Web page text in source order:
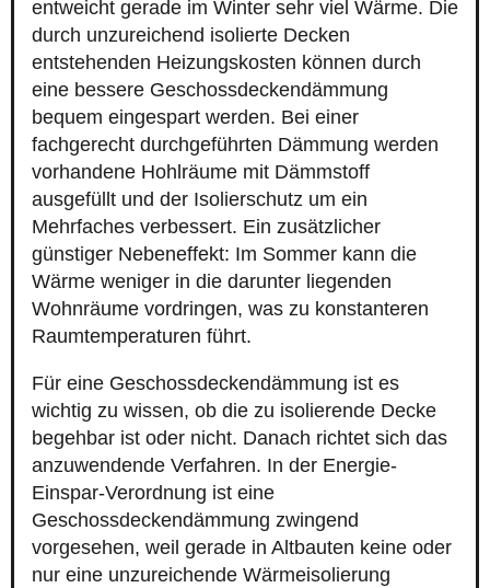
entweicht gerade im Winter sehr viel Wärme. Die
durch unzureichend isolierte Decken
entstehenden Heizungskosten können durch
eine bessere Geschossdeckendämmung
bequem eingespart werden. Bei einer
fachgerecht durchgeführten Dämmung werden
vorhandene Hohlräume mit Dämmstoff
ausgefüllt und der Isolierschutz um ein
Mehrfaches verbessert. Ein zusätzlicher
günstiger Nebeneffekt: Im Sommer kann die
Wärme weniger in die darunter liegenden
Wohnräume vordringen, was zu konstanteren
Raumtemperaturen führt.
Für eine Geschossdeckendämmung ist es
wichtig zu wissen, ob die zu isolierende Decke
begehbar ist oder nicht. Danach richtet sich das
anzuwendende Verfahren. In der Energie-
Einspar-Verordnung ist eine
Geschossdeckendämmung zwingend
vorgesehen, weil gerade in Altbauten keine oder
nur eine unzureichende Wärmeisolierung